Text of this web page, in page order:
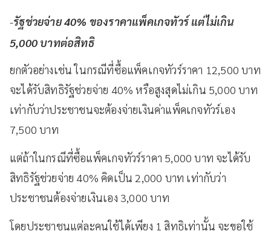
-รัฐช่วยจ่าย 40% ของราคาแพ็คเกจทัวร์ แต่ไม่เกิน
5,000 บาทต่อสิทธิ
ยกตัวอย่างเช่น ในกรณีที่ซื้อแพ็คเกจทัวร์ราคา 12,500 บาท
จะได้รับสิทธิรัฐช่วยจ่าย 40% หรือสูงสุดไม่เกิน 5,000 บาท
เท่ากับว่าประชาชนจะต้องจ่ายเงินค่าแพ็คเกจทัวร์เอง
7,500 บาท
แต่ถ้าในกรณีที่ซื้อแพ็คเกจทัวร์ราคา 5,000 บาท จะได้รับ
สิทธิรัฐช่วยจ่าย 40% คิดเป็น 2,000 บาท เท่ากับว่า
ประชาชนต้องจ่ายเงินเอง 3,000 บาท
โดยประชาชนแต่ละคนใช้ได้เพียง 1 สิทธิเท่านั้น จะขอใช้